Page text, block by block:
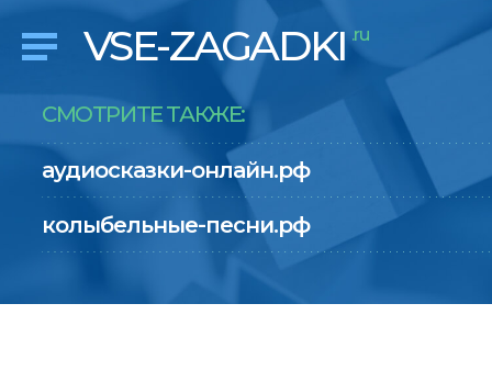
VSE-ZAGADKI .ru
СМОТРИТЕ ТАКЖЕ:
аудиосказки-онлайн.рф
колыбельные-песни.рф